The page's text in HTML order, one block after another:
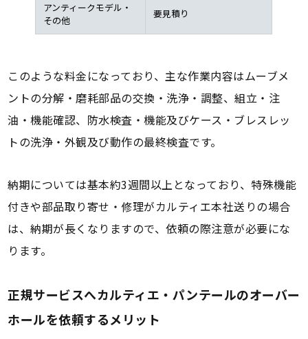
アンティークモデル・
その他
要見積り
このような料金になっており、主な作業内容はムーブメ
ントの分解・磨耗部品の交換・洗浄・調整、組立・注
油・機能確認、防水検査・機能及びケース・ブレスレッ
トの洗浄・外観及び動作の最終検査です。
納期については基本約3週間以上となっており、特殊機能
付きや部品取り寄せ・修理がカルティエ本社送りの場合
は、納期が長くなりますので、依頼の際注意が必要にな
ります。
正規サービスへカルティエ・パンテールのオーバー
ホールを依頼するメリット